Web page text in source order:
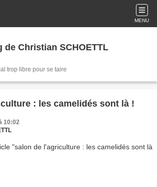
MENU
de Christian SCHOETTL
trop libre pour se taire
salon de l'agriculture : les camelidés sont là !
10:02